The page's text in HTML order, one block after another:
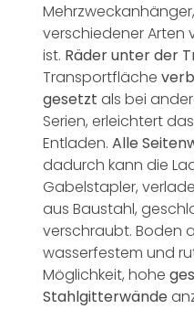
verschiedener Arten
ist. Räder unter der
Transportfläche
gesetzt als bei
Serien, erleichtert
Entladen. Alle
dadurch kann die
Gabelstapler,
aus Baustahl,
verschraubt. Boden
wasserfestem und
Möglichkeit, hohe
Stahlgitterwände